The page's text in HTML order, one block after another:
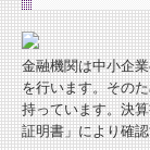
金融機関は中小企
を行います。その
持っています。決
証明書」により確